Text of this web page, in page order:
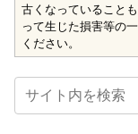
古くなっていること
って生じた損害等の
ください。